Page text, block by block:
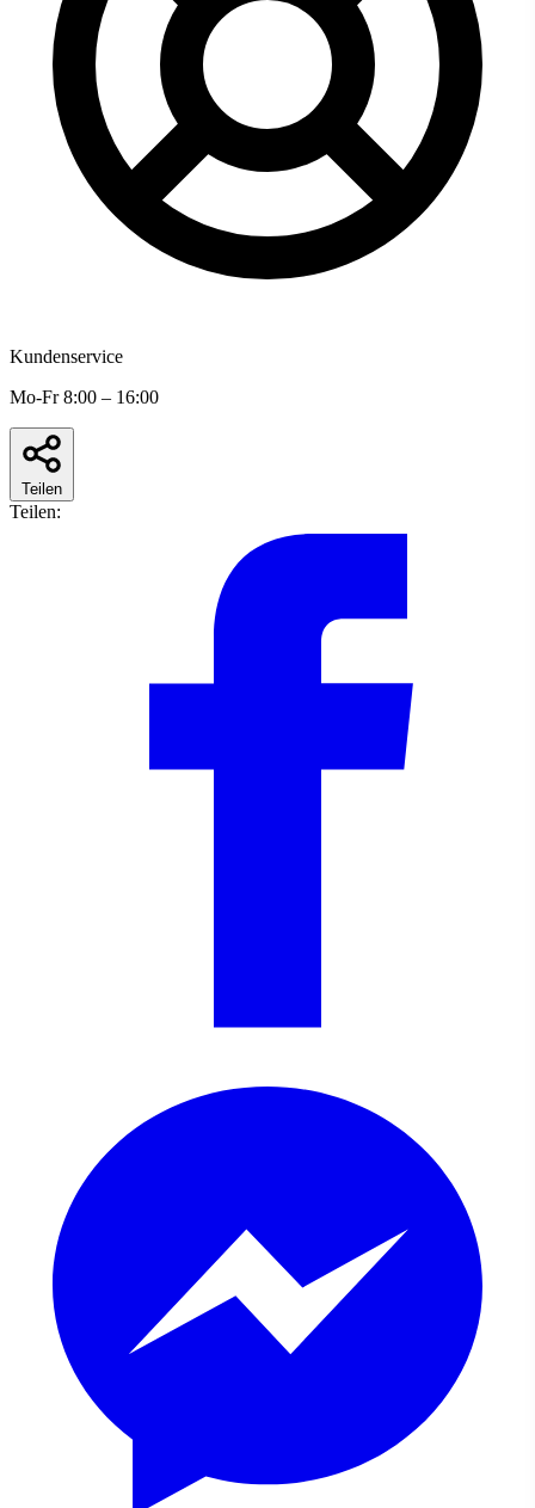
Kundenservice
Mo-Fr 8:00 – 16:00
Teilen
Teilen: